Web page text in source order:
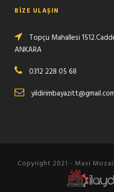
BIZE ULAŞIN
Topçu Mahallesi
ANKARA
0312 228 05 68
Copyright 2021 - Mavi